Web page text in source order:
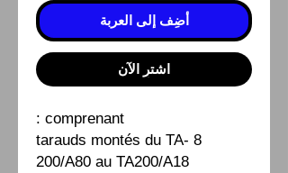
أضِف إلى العربة
اشترِ الآن
comprenant :
8 tarauds montés du TA-
200/A80 au TA200/A18